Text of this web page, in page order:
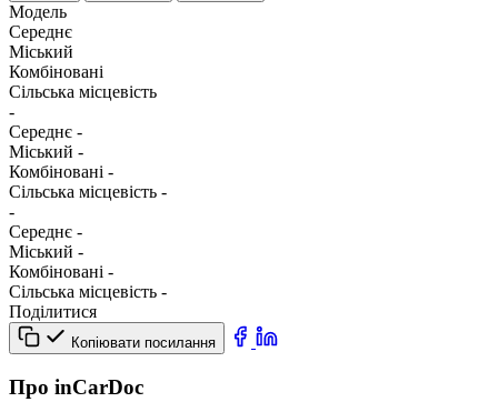
Модель
Середнє
Міський
Комбіновані
Сільська місцевість
-
Середнє -
Міський -
Комбіновані -
Сільська місцевість -
-
Середнє -
Міський -
Комбіновані -
Сільська місцевість -
Поділитися
Копіювати посилання
Про inCarDoc